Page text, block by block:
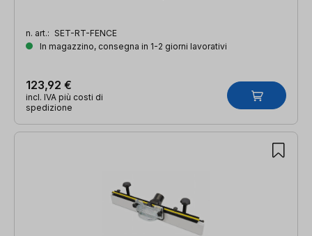
n. art.: SET-RT-FENCE
In magazzino, consegna in 1-2 giorni lavorativi
123,92 €
incl. IVA più costi di
spedizione